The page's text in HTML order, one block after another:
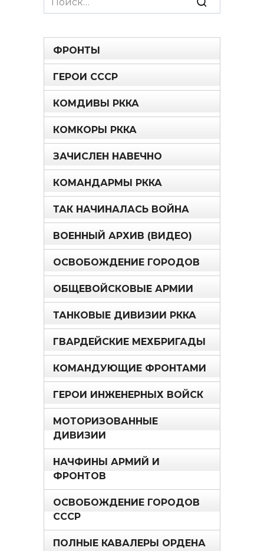
for:
ФРОНТЫ
ГЕРОИ СССР
КОМДИВЫ РККА
КОМКОРЫ РККА
ЗАЧИСЛЕН НАВЕЧНО
КОМАНДАРМЫ РККА
ТАК НАЧИНАЛАСЬ ВОЙНА
ВОЕННЫЙ АРХИВ (ВИДЕО)
ОСВОБОЖДЕНИЕ ГОРОДОВ
ОБЩЕВОЙСКОВЫЕ АРМИИ
ТАНКОВЫЕ ДИВИЗИИ РККА
ГВАРДЕЙСКИЕ МЕХБРИГАДЫ
КОМАНДУЮЩИЕ ФРОНТАМИ
ГЕРОИ ИНЖЕНЕРНЫХ ВОЙСК
МОТОРИЗОВАННЫЕ
ДИВИЗИИ
НАЧФИНЫ АРМИЙ И
ФРОНТОВ
ОСВОБОЖДЕНИЕ ГОРОДОВ
СССР
ПОЛНЫЕ КАВАЛЕРЫ ОРДЕНА